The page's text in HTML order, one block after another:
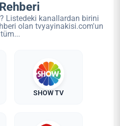
Listedeki kanallardan birini
olan tvyayinakisi.com'un
tüm...
SHOW TV